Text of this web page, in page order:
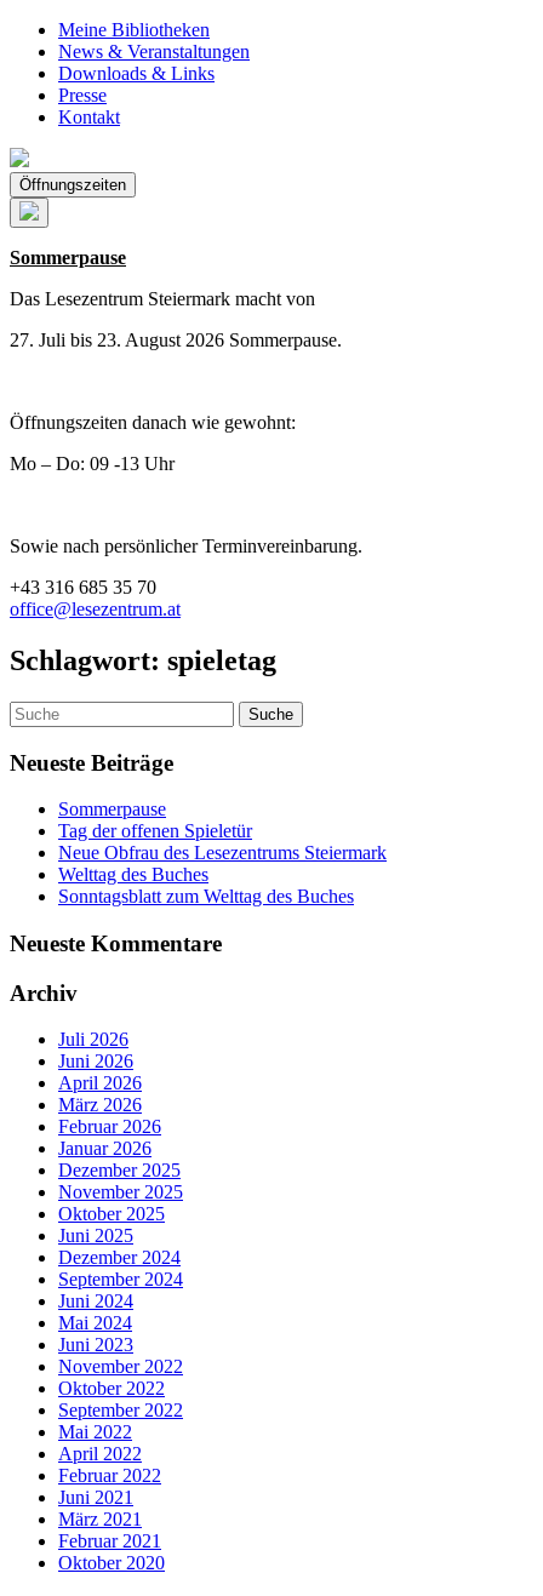
Meine Bibliotheken
News & Veranstaltungen
Downloads & Links
Presse
Kontakt
Öffnungszeiten
Sommerpause
Das Lesezentrum Steiermark macht von
27. Juli bis 23. August 2026 Sommerpause.
Öffnungszeiten danach wie gewohnt:
Mo – Do: 09 -13 Uhr
Sowie nach persönlicher Terminvereinbarung.
+43 316 685 35 70
office@lesezentrum.at
Schlagwort: spieletag
Neueste Beiträge
Sommerpause
Tag der offenen Spieletür
Neue Obfrau des Lesezentrums Steiermark
Welttag des Buches
Sonntagsblatt zum Welttag des Buches
Neueste Kommentare
Archiv
Juli 2026
Juni 2026
April 2026
März 2026
Februar 2026
Januar 2026
Dezember 2025
November 2025
Oktober 2025
Juni 2025
Dezember 2024
September 2024
Juni 2024
Mai 2024
Juni 2023
November 2022
Oktober 2022
September 2022
Mai 2022
April 2022
Februar 2022
Juni 2021
März 2021
Februar 2021
Oktober 2020